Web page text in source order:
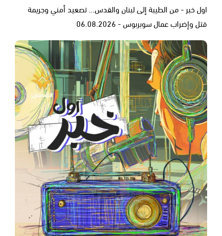
اول خبر - من الطيبة إلى لبنان والقدس... تصعيد أمني وجريمة
قتل وإضراب عمال سوبربوس - 06.08.2026